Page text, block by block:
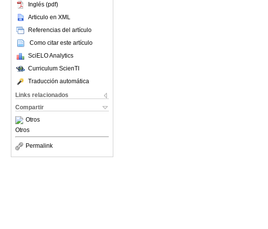
Inglés (pdf)
Articulo en XML
Referencias del artículo
Como citar este artículo
SciELO Analytics
Curriculum ScienTI
Traducción automática
Links relacionados
Compartir
Otros
Otros
Permalink